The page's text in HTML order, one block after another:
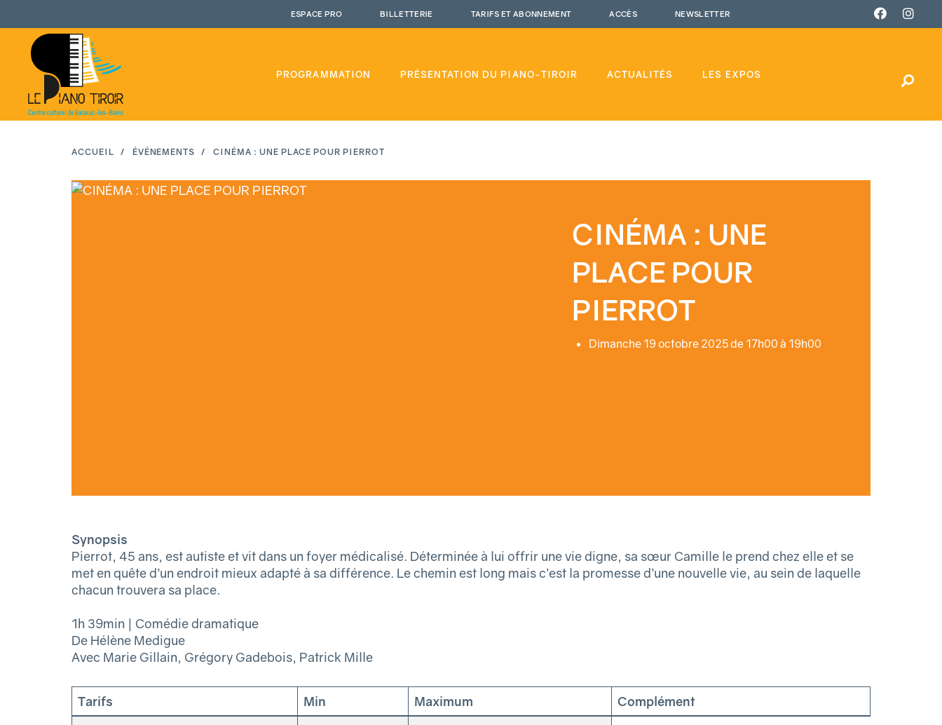
au
contenu
principal
ESPACE PRO BILLETTERIE TARIFS ET ABONNEMENT ACCÈS NEWSLETTER
PROGRAMMATION PRÉSENTATION DU PIANO-TIROIR ACTUALITÉS LES EXPOS
ACCUEIL ÉVÉNEMENTS CINÉMA : UNE PLACE POUR PIERROT
CINÉMA : UNE
PLACE POUR
PIERROT
Dimanche 19 octobre 2025 de 17h00 à 19h00
Synopsis
Pierrot, 45 ans, est autiste et vit dans un foyer médicalisé. Déterminée à lui offrir une vie digne, sa sœur Camille le prend chez elle et se
met en quête d’un endroit mieux adapté à sa différence. Le chemin est long mais c’est la promesse d’une nouvelle vie, au sein de laquelle
chacun trouvera sa place.
1h 39min | Comédie dramatique
De Hélène Medigue
Avec Marie Gillain, Grégory Gadebois, Patrick Mille
Tarifs Min Maximum Complément